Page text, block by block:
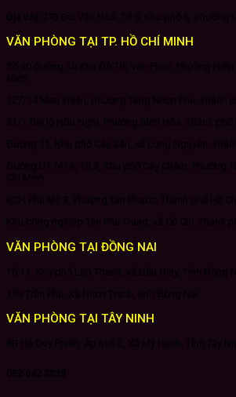
VĂN PHÒNG TẠI TP. HỒ CHÍ MINH
VĂN PHÒNG TẠI ĐỒNG NAI
VĂN PHÒNG TẠI TÂY NINH